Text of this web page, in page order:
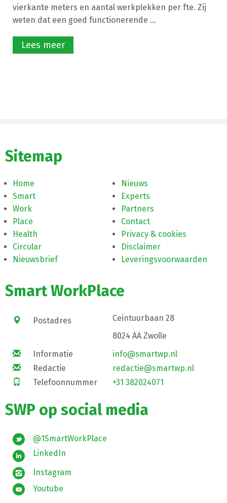
vierkante meters en aantal werkplekken per fte. Zij
weten dat een goed functionerende ...
Lees meer
Sitemap
Home
Smart
Work
Place
Health
Circular
Nieuwsbrief
Nieuws
Experts
Partners
Contact
Privacy & cookies
Disclaimer
Leveringsvoorwaarden
Smart WorkPlace
Postadres
Ceintuurbaan 28
8024 AA Zwolle
Informatie
info@smartwp.nl
Redactie
redactie@smartwp.nl
Telefoonnummer
+31 382024071
SWP op social media
@1SmartWorkPlace
LinkedIn
Instagram
Youtube